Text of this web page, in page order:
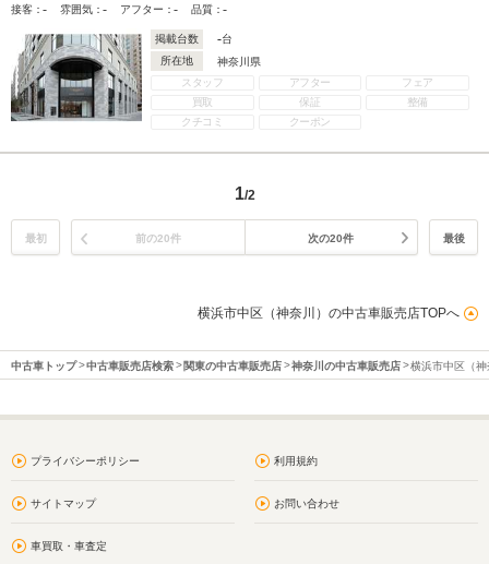
接客：- 雰囲気：- アフター：- 品質：-
掲載台数 -台
所在地
神奈川県
スタッフ
アフター
フェア
買取
保証
整備
クチコミ
クーポン
1/2
最初 前の20件 次の20件 最後
横浜市中区（神奈川）の中古車販売店TOPへ
中古車トップ 中古車販売店検索 関東の中古車販売店 神奈川の中古車販売店 横浜市中区（
プライバシーポリシー 利用規約
サイトマップ お問い合わせ
車買取・車査定